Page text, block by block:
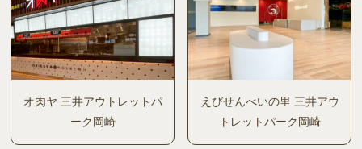
オ肉ヤ 三井アウトレットパ
ーク岡崎
えびせんべいの里 三井アウ
トレットパーク岡崎